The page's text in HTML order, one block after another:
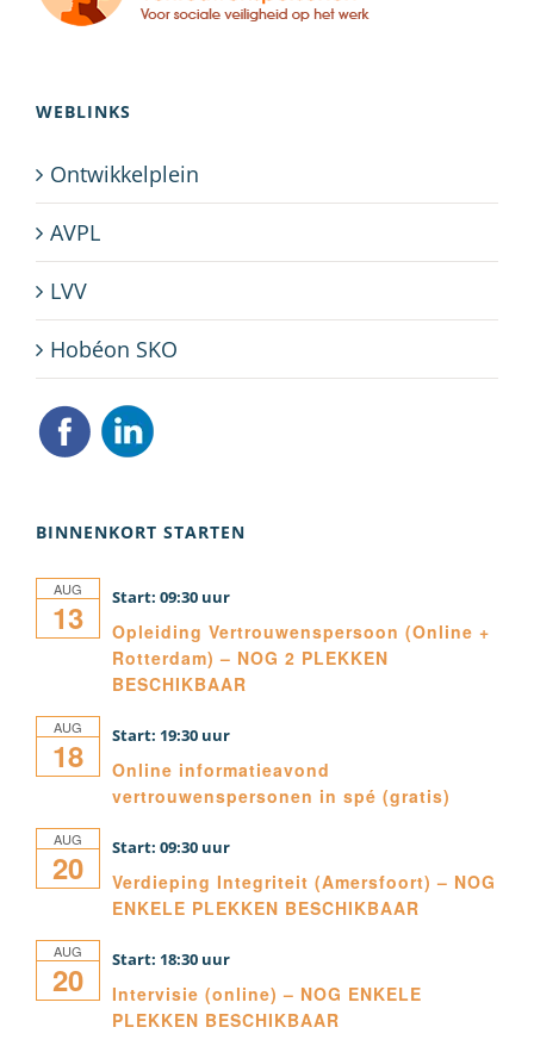
WEBLINKS
Ontwikkelplein
AVPL
LVV
Hobéon SKO
BINNENKORT STARTEN
AUG
13 09:30
Opleiding Vertrouwenspersoon (Online +
Rotterdam) – NOG 2 PLEKKEN
BESCHIKBAAR
AUG
18 19:30
Online informatieavond
vertrouwenspersonen in spé (gratis)
AUG
20 09:30
Verdieping Integriteit (Amersfoort) – NOG
ENKELE PLEKKEN BESCHIKBAAR
AUG
20 18:30
Intervisie (online) – NOG ENKELE
PLEKKEN BESCHIKBAAR